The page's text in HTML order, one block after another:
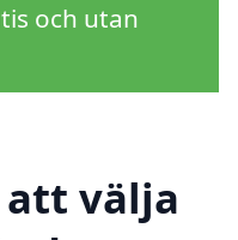
och utan
att välja